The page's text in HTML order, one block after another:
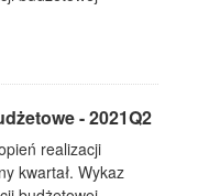
- 2021Q2
realizacji
kwartał. Wykaz